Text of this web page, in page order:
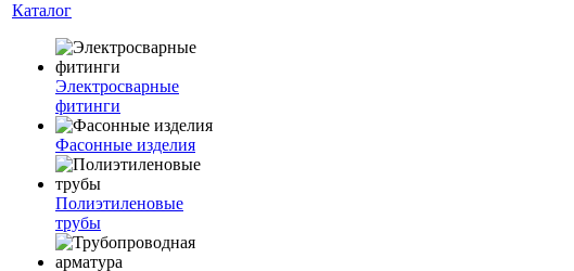
Каталог
Электросварные
фитинги
Фасонные изделия
Полиэтиленовые
трубы